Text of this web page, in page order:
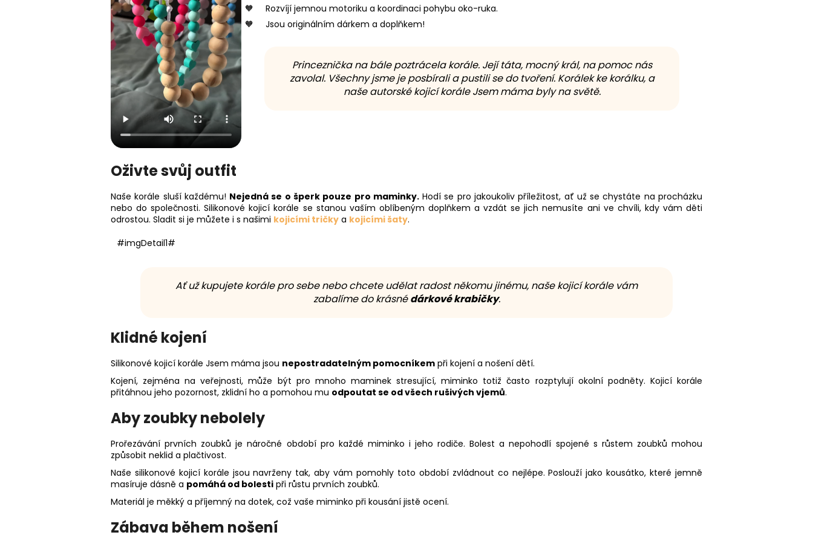
Rozvíjí jemnou motoriku a koordinaci pohybu oko-ruka.
Jsou originálním dárkem a doplňkem!
Princeznička na bále poztrácela korále. Její táta, mocný král, na pomoc nás
zavolal. Všechny jsme je posbírali a pustili se do tvoření. Korálek ke korálku, a
naše autorské kojicí korále Jsem máma byly na světě.
Oživte svůj outfit
Naše korále sluší každému! Nejedná se o šperk pouze pro maminky.Hodí se pro jakoukoliv příležitost, ať už se chystáte na procházku
nebo do společnosti. Silikonové kojicí korále se stanou vaším oblíbeným doplňkem a vzdát se jich nemusíte ani ve chvíli, kdy vám děti
odrostou. Sladit si je můžete i s našimi kojicími tričky a kojicími šaty.
#imgDetail1#
Ať už kupujete korále pro sebe nebo chcete udělat radost někomu jinému, naše kojicí korále vám
zabalíme do krásnédárkové krabičky.
Klidné kojení
Silikonové kojicí korále Jsem máma jsou nepostradatelným pomocníkem při kojení a nošení dětí.
Kojení, zejména na veřejnosti, může být pro mnoho maminek stresující, miminko totiž často rozptylují okolní podněty. Kojicí korále
přitáhnou jeho pozornost, zklidní ho a pomohou mu odpoutat se od všech rušivých vjemů.
Aby zoubky nebolely
Prořezávání prvních zoubků je náročné období pro každé miminko i jeho rodiče. Bolest a nepohodlí spojené s růstem zoubků mohou
způsobit neklid a plačtivost.
Naše silikonové kojicí korále jsou navrženy tak, aby vám pomohly toto období zvládnout co nejlépe. Poslouží jako kousátko, které jemně
masíruje dásně a pomáhá od bolesti při růstu prvních zoubků.
Materiál je měkký a příjemný na dotek, což vaše miminko při kousání jistě ocení.
Zábava během nošení